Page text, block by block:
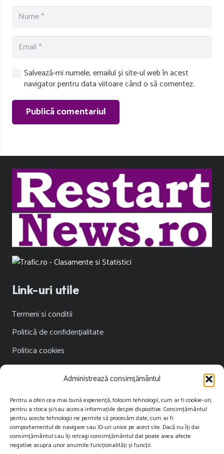
Administrează consimțământul
Pentru a oferi cea mai bună experiență, folosim tehnologii, cum ar fi cookie-uri,
pentru a stoca și/sau accesa informațiile despre dispozitive. Consimțământul
pentru aceste tehnologii ne permite să procesăm date, cum ar fi
comportamentul de navigare sau ID-uri unice pe acest site. Dacă nu îți dai
consimțământul sau îți retragi consimțământul dat poate avea afecte
negative asupra unor anumite funcționalități și funcții.
Salvează-mi numele, emailul și site-ul web în acest
navigator pentru data viitoare când o să comentez.
Publică comentariul
Link-uri utile
Termeni si conditii
Politică de confidențialitate
Politica cookies
Publicitate
Contact
contact@restartnews.ro